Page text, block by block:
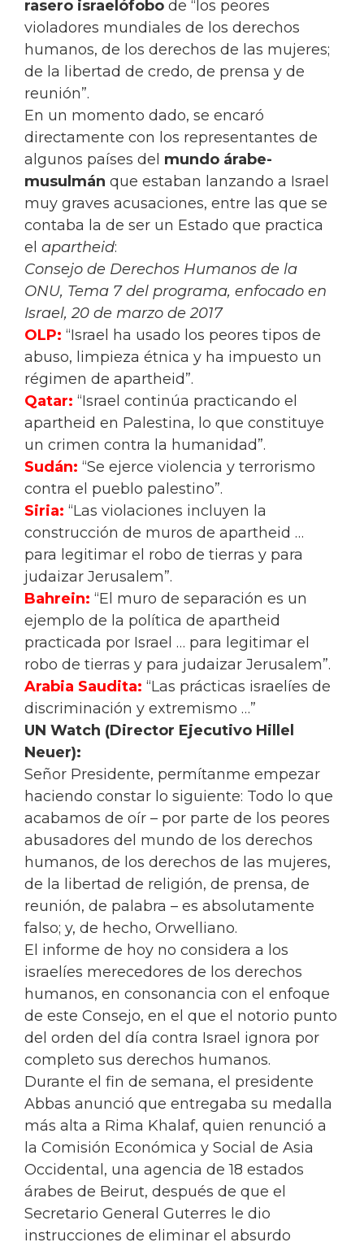
rasero israelófobo de “los peores
violadores mundiales de los derechos
humanos, de los derechos de las mujeres;
de la libertad de credo, de prensa y de
reunión”.
En un momento dado, se encaró
directamente con los representantes de
algunos países del mundo árabe-
musulmán que estaban lanzando a Israel
muy graves acusaciones, entre las que se
contaba la de ser un Estado que practica
el apartheid:
Consejo de Derechos Humanos de la
ONU, Tema 7 del programa, enfocado en
Israel,20 de marzo de 2017
OLP: “Israel ha usado los peores tipos de
abuso, limpieza étnica y ha impuesto un
régimen de apartheid”.
Qatar: “Israel continúa practicando el
apartheid en Palestina, lo que constituye
un crimen contra la humanidad”.
Sudán: “Se ejerce violencia y terrorismo
contra el pueblo palestino”.
Siria: “Las violaciones incluyen la
construcción de muros de apartheid …
para legitimar el robo de tierras y para
judaizar Jerusalem”.
Bahrein: “El muro de separación es un
ejemplo de la política de apartheid
practicada por Israel … para legitimar el
robo de tierras y para judaizar Jerusalem”.
Arabia Saudita: “Las prácticas israelíes de
discriminación y extremismo …”
UN Watch (Director Ejecutivo Hillel
Neuer):
Señor Presidente, permítanme empezar
haciendo constar lo siguiente: Todo lo que
acabamos de oír – por parte de los peores
abusadores del mundo de los derechos
humanos, de los derechos de las mujeres,
de la libertad de religión, de prensa, de
reunión, de palabra – es absolutamente
falso; y, de hecho, Orwelliano.
El informe de hoy no considera a los
israelíes merecedores de los derechos
humanos, en consonancia con el enfoque
de este Consejo, en el que el notorio punto
del orden del día contra Israel ignora por
completo sus derechos humanos.
Durante el fin de semana, el presidente
Abbas anunció que entregaba su medalla
más alta a Rima Khalaf, quien renunció a
la Comisión Económica y Social de Asia
Occidental, una agencia de 18 estados
árabes de Beirut, después de que el
Secretario General Guterres le dio
instrucciones de eliminar el absurdo